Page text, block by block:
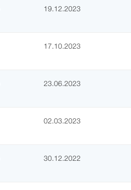
19.12.2023
17.10.2023
23.06.2023
02.03.2023
30.12.2022